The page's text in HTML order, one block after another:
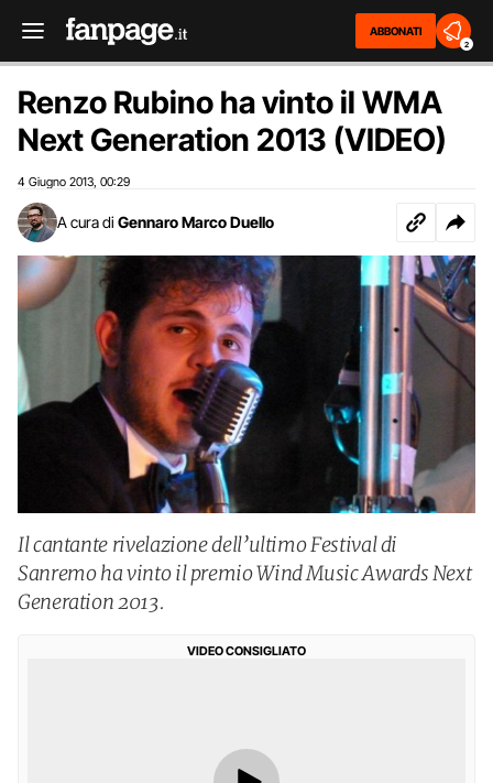
ABBONATI
2
Renzo Rubino ha vinto il WMA
Next Generation 2013 (VIDEO)
4 Giugno 2013 00:29
A cura di Gennaro Marco Duello
Il cantante rivelazione dell’ultimo Festival di
Sanremo ha vinto il premio Wind Music Awards Next
Generation 2013.
VIDEO CONSIGLIATO